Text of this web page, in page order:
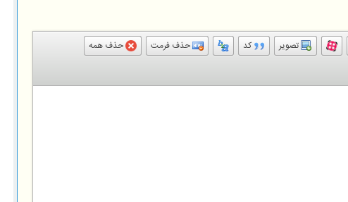
تصویر کد حذف فرمت
حذف همه